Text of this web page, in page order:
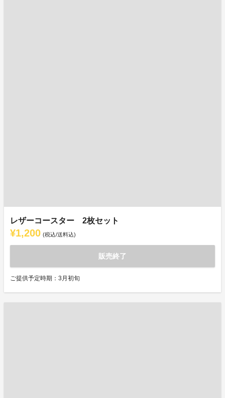
レザーコースター 2枚セット
¥1,200 (税込/送料込)
販売終了
ご提供予定時期：3月初旬